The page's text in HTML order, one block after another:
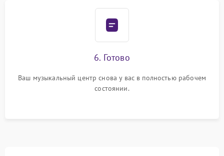
6. Готово
Ваш музыкальный центр снова у вас в полностью рабочем
состоянии.